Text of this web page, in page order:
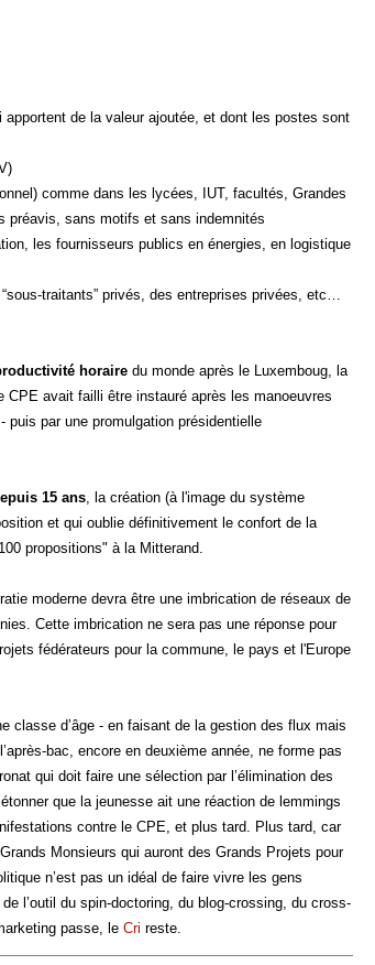
de la valeur ajoutée, et dont les postes sont
comme dans les lycées, IUT, facultés, Grandes
préavis, sans motifs et sans indemnités
les fournisseurs publics en énergies, en logistique
traitants” privés, des entreprises privées, etc…
horaire du monde après le Luxemboug, la
avait failli être instauré après les manoeuvres
par une promulgation présidentielle
15 ans, la création (à l'image du système
et qui oublie définitivement le confort de la
propositions" à la Mitterand.
moderne devra être une imbrication de réseaux de
Cette imbrication ne sera pas une réponse pour
fédérateurs pour la commune, le pays et l'Europe
classe d’âge - en faisant de la gestion des flux mais
bac, encore en deuxième année, ne forme pas
qui doit faire une sélection par l’élimination des
que la jeunesse ait une réaction de lemmings
contre le CPE, et plus tard. Plus tard, car
Monsieurs qui auront des Grands Projets pour
n’est pas un idéal de faire vivre les gens
l’outil du spin-doctoring, du blog-crossing, du cross-
passe, le Cri reste.